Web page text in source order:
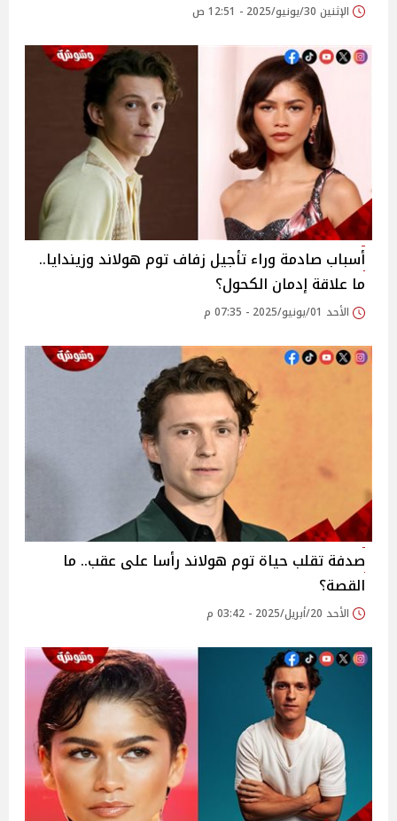
الإثنين 30/يونيو/2025 - 12:51 ص
أسباب صادمة وراء تأجيل زفاف توم هولاند وزيندايا..
ما علاقة إدمان الكحول؟
الأحد 01/يونيو/2025 - 07:35 م
صدفة تقلب حياة توم هولاند رأسا على عقب.. ما
القصة؟
الأحد 20/أبريل/2025 - 03:42 م